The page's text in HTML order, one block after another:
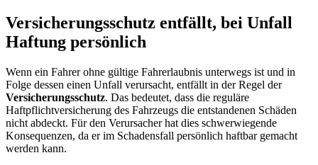
Versicherungsschutz entfällt, bei Unfall
Haftung persönlich
Wenn ein Fahrer ohne gültige Fahrerlaubnis unterwegs ist und in
Folge dessen einen Unfall verursacht, entfällt in der Regel der
Versicherungsschutz. Das bedeutet, dass die reguläre
Haftpflichtversicherung des Fahrzeugs die entstandenen Schäden
nicht abdeckt. Für den Verursacher hat dies schwerwiegende
Konsequenzen, da er im Schadensfall persönlich haftbar gemacht
werden kann.